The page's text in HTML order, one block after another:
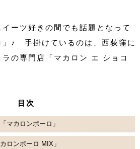
ーツ好きの間でも話題となって
」♪ 手掛けているのは、西荻窪に
の専門店「マカロン エ ショコ
目次
マカロンボーロ」
ロンボーロ MIX」